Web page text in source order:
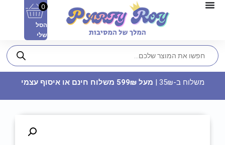
0
הסל
שלי
משלוח ב-35₪ | מעל 599₪ משלוח חינם או איסוף עצמי